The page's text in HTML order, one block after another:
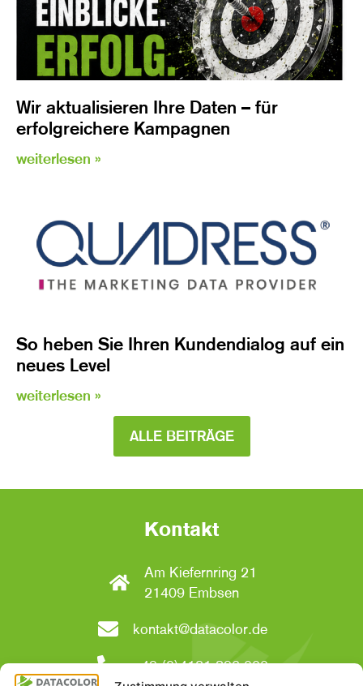
Wir aktualisieren Ihre Daten – für
erfolgreichere Kampagnen
weiterlesen »
So heben Sie Ihren Kundendialog auf ein
neues Level
weiterlesen »
ALLE BEITRÄGE
Kontakt
Am Kiefernring 21
21409 Embsen
kontakt@datacolor.de
+49 (0)4131 896-000